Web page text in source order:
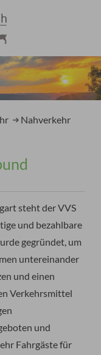
Nahverkehr
steht der VVS
und bezahlbare
gegründet, um
untereinander
und einen
Verkehrsmittel
und
Fahrgäste für